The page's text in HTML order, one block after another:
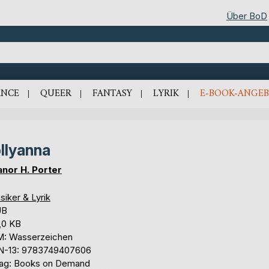
Über BoD
QUEER FANTASY LYRIK E-BOOK-
H. Porter
& Lyrik
KB
Wasserzeichen
13: 9783749407606
Books on Demand